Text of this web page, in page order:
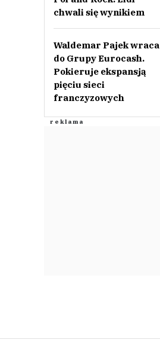
chwali się wynikiem
Waldemar Pajek wraca
do Grupy Eurocash.
Pokieruje ekspansją
pięciu sieci
franczyzowych